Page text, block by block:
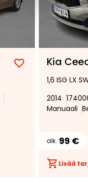
Lisää
suosikiksi
Poista
suosikeista
Kia
1,6 ISG LX
2014
Manuaali
alk. 99 €
Lisää